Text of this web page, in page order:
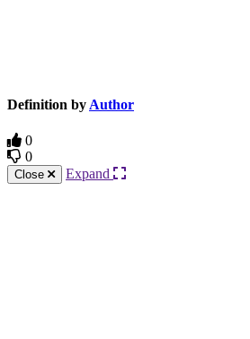
Definition by Author
0
0
Close Expand